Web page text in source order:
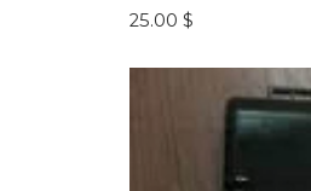
25.00 $